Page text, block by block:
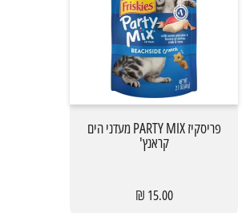
פריסקיז PARTY MIX מעדני הים
קראנץ'
15.00 ₪